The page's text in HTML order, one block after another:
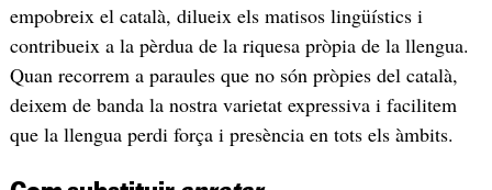
empobreix el català, dilueix els matisos lingüístics i
contribueix a la pèrdua de la riquesa pròpia de la llengua.
Quan recorrem a paraules que no són pròpies del català,
deixem de banda la nostra varietat expressiva i facilitem
que la llengua perdi força i presència en tots els àmbits.